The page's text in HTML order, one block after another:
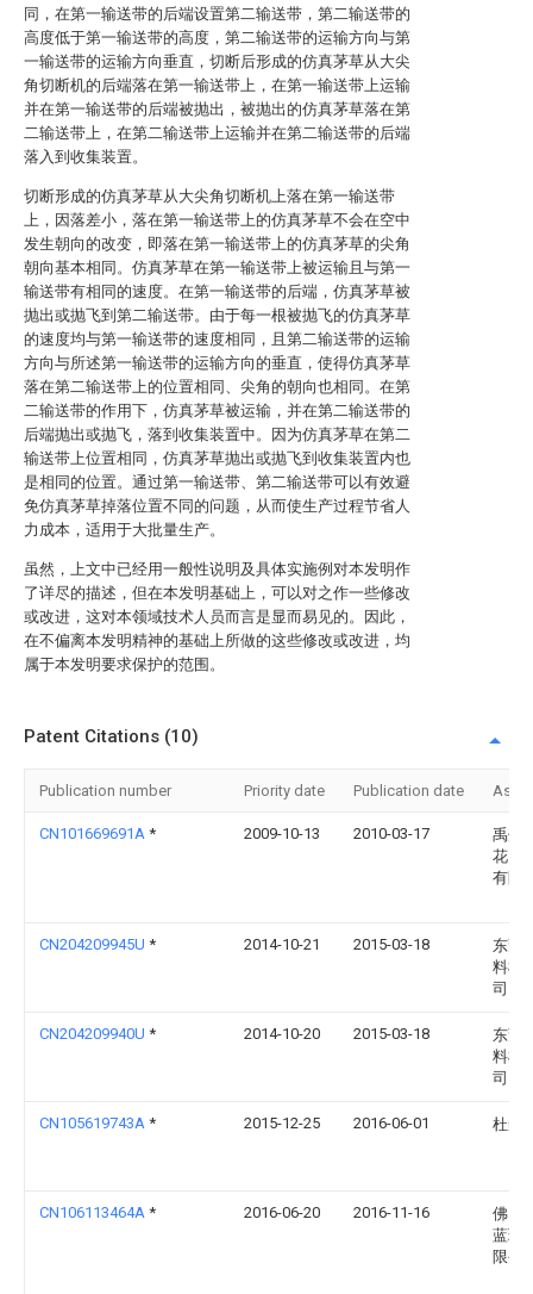
同，在第一输送带的后端设置第二输送带，第二输送带的
高度低于第一输送带的高度，第二输送带的运输方向与第
一输送带的运输方向垂直，切断后形成的仿真茅草从大尖
角切断机的后端落在第一输送带上，在第一输送带上运输
并在第一输送带的后端被抛出，被抛出的仿真茅草落在第
二输送带上，在第二输送带上运输并在第二输送带的后端
落入到收集装置。
切断形成的仿真茅草从大尖角切断机上落在第一输送带
上，因落差小，落在第一输送带上的仿真茅草不会在空中
发生朝向的改变，即落在第一输送带上的仿真茅草的尖角
朝向基本相同。仿真茅草在第一输送带上被运输且与第一
输送带有相同的速度。在第一输送带的后端，仿真茅草被
抛出或抛飞到第二输送带。由于每一根被抛飞的仿真茅草
的速度均与第一输送带的速度相同，且第二输送带的运输
方向与所述第一输送带的运输方向的垂直，使得仿真茅草
落在第二输送带上的位置相同、尖角的朝向也相同。在第
二输送带的作用下，仿真茅草被运输，并在第二输送带的
后端抛出或抛飞，落到收集装置中。因为仿真茅草在第二
输送带上位置相同，仿真茅草抛出或抛飞到收集装置内也
是相同的位置。通过第一输送带、第二输送带可以有效避
免仿真茅草掉落位置不同的问题，从而使生产过程节省人
力成本，适用于大批量生产。
虽然，上文中已经用一般性说明及具体实施例对本发明作
了详尽的描述，但在本发明基础上，可以对之作一些修改
或改进，这对本领域技术人员而言是显而易见的。因此，
在不偏离本发明精神的基础上所做的这些修改或改进，均
属于本发明要求保护的范围。
Patent Citations (10)
Publication number Priority date Publication date
CN101669691A * 2009-10-13 2010-03-17
禹州
花园
有限
CN204209945U * 2014-10-21 2015-03-18
东莞
料机
司
CN204209940U * 2014-10-20 2015-03-18
东莞
料机
司
CN105619743A * 2015-12-25 2016-06-01 杜崇
CN106113464A * 2016-06-20 2016-11-16
佛山
蓝环
限公